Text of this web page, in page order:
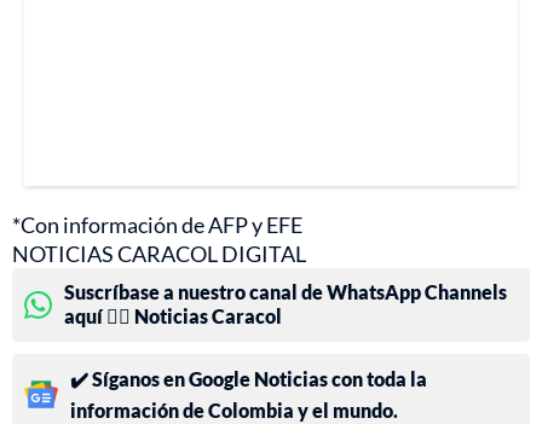
*Con información de AFP y EFE
NOTICIAS CARACOL DIGITAL
Suscríbase a nuestro canal de WhatsApp Channels
aquí 👉🏻 Noticias Caracol
✔️ Síganos en Google Noticias con toda la
información de Colombia y el mundo.